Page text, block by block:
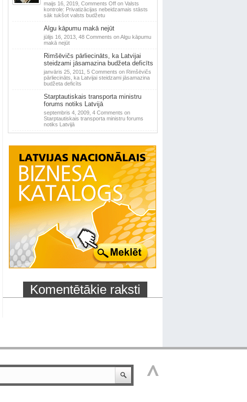
maijs 16, 2019, Comments Offon Valsts
kontrole: Privatizācijas nebeidzamais stāsts
sāk tukšot valsts budžetu
Algu kāpumu makā nejūt
jūlijs 16, 2013, 48 Comments on Algu kāpumu
makā nejūt
Rimšēvičs pārliecināts, ka Latvijai
steidzami jāsamazina budžeta deficīts
janvāris 25, 2011, 5 Comments on Rimšēvičs
pārliecināts, ka Latvijai steidzami jāsamazina
budžeta deficīts
Starptautiskais transporta ministru
forums notiks Latvijā
septembris 4, 2009, 4 Comments on
Starptautiskais transporta ministru forums
notiks Latvijā
Komentētākie raksti